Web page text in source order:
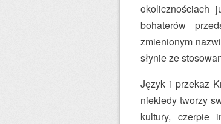
okolicznościach
bohaterów
zmienionym
słynie ze
Język i przekaz
niekiedy tworzy
kultury, czerpie